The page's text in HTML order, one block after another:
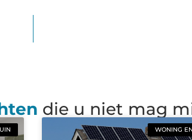
die u niet mag
WONING